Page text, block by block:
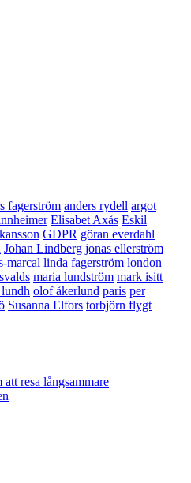
fagerström anders rydell argot
Elisabet Axås Eskil
GDPR göran everdahl
Johan Lindberg jonas ellerström
marcal linda fagerström london
maria lundström mark isitt
olof åkerlund paris per
Susanna Elfors torbjörn flygt
resa långsammare